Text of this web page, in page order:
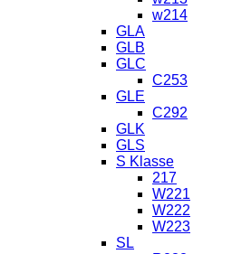
w214
GLA
GLB
GLC
C253
GLE
C292
GLK
GLS
S Klasse
217
W221
W222
W223
SL